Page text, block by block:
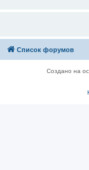
Список форумов
Создано на